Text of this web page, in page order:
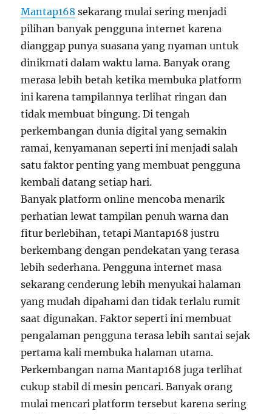
Mantap168 sekarang mulai sering menjadi
pilihan banyak pengguna internet karena
dianggap punya suasana yang nyaman untuk
dinikmati dalam waktu lama. Banyak orang
merasa lebih betah ketika membuka platform
ini karena tampilannya terlihat ringan dan
tidak membuat bingung. Di tengah
perkembangan dunia digital yang semakin
ramai, kenyamanan seperti ini menjadi salah
satu faktor penting yang membuat pengguna
kembali datang setiap hari.
Banyak platform online mencoba menarik
perhatian lewat tampilan penuh warna dan
fitur berlebihan, tetapi Mantap168 justru
berkembang dengan pendekatan yang terasa
lebih sederhana. Pengguna internet masa
sekarang cenderung lebih menyukai halaman
yang mudah dipahami dan tidak terlalu rumit
saat digunakan. Faktor seperti ini membuat
pengalaman pengguna terasa lebih santai sejak
pertama kali membuka halaman utama.
Perkembangan nama Mantap168 juga terlihat
cukup stabil di mesin pencari. Banyak orang
mulai mencari platform tersebut karena sering